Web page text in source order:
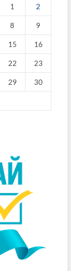
1 2
8 9
15 16
22 23
29 30